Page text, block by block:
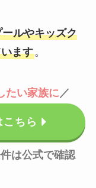
ルやキッズク
ます。
たい家族に ／
ちら
は公式で確認